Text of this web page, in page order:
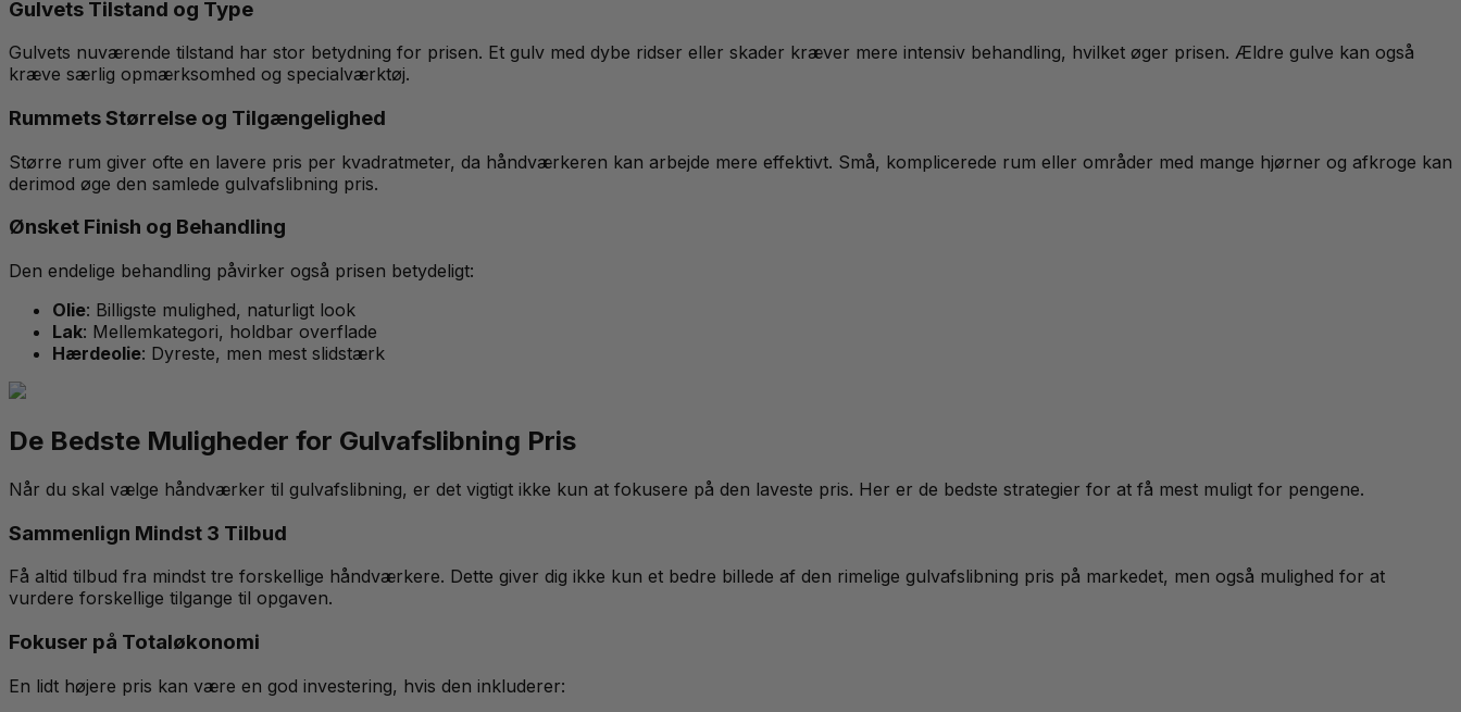
Gulvets Tilstand og Type
Gulvets nuværende tilstand har stor betydning for prisen. Et gulv med dybe ridser eller skader kræver mere intensiv behandling, hvilket øger prisen. Ældre gulve kan også
kræve særlig opmærksomhed og specialværktøj.
Rummets Størrelse og Tilgængelighed
Større rum giver ofte en lavere pris per kvadratmeter, da håndværkeren kan arbejde mere effektivt. Små, komplicerede rum eller områder med mange hjørner og afkroge kan
derimod øge den samlede gulvafslibning pris.
Ønsket Finish og Behandling
Den endelige behandling påvirker også prisen betydeligt:
Olie: Billigste mulighed, naturligt look
Lak: Mellemkategori, holdbar overflade
Hærdeolie: Dyreste, men mest slidstærk
De Bedste Muligheder for Gulvafslibning Pris
Når du skal vælge håndværker til gulvafslibning, er det vigtigt ikke kun at fokusere på den laveste pris. Her er de bedste strategier for at få mest muligt for pengene.
Sammenlign Mindst 3 Tilbud
Få altid tilbud fra mindst tre forskellige håndværkere. Dette giver dig ikke kun et bedre billede af den rimelige gulvafslibning pris på markedet, men også mulighed for at
vurdere forskellige tilgange til opgaven.
Fokuser på Totaløkonomi
En lidt højere pris kan være en god investering, hvis den inkluderer: